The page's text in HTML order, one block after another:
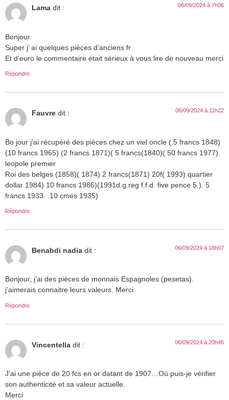
Lama dit : 06/09/2024 à 7h06
Bonjour
Super j’ ai quelques pièces d’anciens fr
Et d’euro le commentaire était sérieux à vous lire de nouveau merci
Répondre
Fauvre dit : 06/09/2024 à 11h22
Bo jour j’ai récupéré des pièces chez un viel oncle ( 5 francs 1848)
(10 francs 1965) (2 francs 1871)( 5 francs(1840)( 50 francs 1977)
leopole premier
Roi des belges (1858)( 1874) 2 francs(1871) 20f( 1993) quartier
dollar 1984) 10 francs 1986)(1991d.g.reg f.f.d. five pence 5.). 5
francs 1933. .10 cmes 1935)
Répondre
Benabdi nadia dit : 06/09/2024 à 18h07
Bonjour, j’ai des pièces de monnais Espagnoles (pesetas).
j’aimerais connaitre leurs valeurs. Merci
Répondre
Vincentella dit : 06/09/2024 à 20h46
J’ai une pièce de 20 fcs en or datant de 1907…Où puis-je vérifier
son authenticité et sa valeur actuelle.
Merci